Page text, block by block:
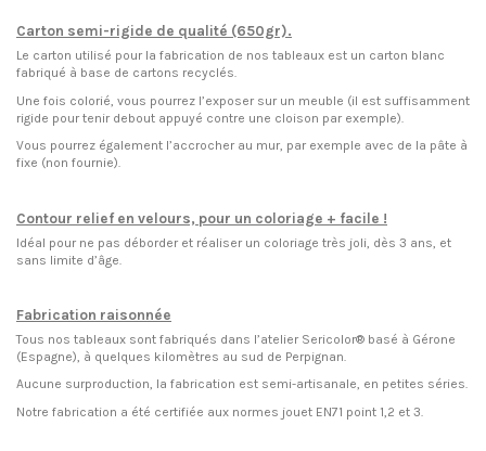
Carton semi-rigide de qualité (650gr).
Le carton utilisé pour la fabrication de nos tableaux est un carton blanc
fabriqué à base de cartons recyclés.
Une fois colorié, vous pourrez l’exposer sur un meuble (il est suffisamment
rigide pour tenir debout appuyé contre une cloison par exemple).
Vous pourrez également l’accrocher au mur, par exemple avec de la pâte à
fixe (non fournie).
Contour relief en velours, pour un coloriage + facile !
Idéal pour ne pas déborder et réaliser un coloriage très joli, dès 3 ans, et
sans limite d’âge.
Fabrication raisonnée
Tous nos tableaux sont fabriqués dans l’atelier Sericolor® basé à Gérone
(Espagne), à quelques kilomètres au sud de Perpignan.
Aucune surproduction, la fabrication est semi-artisanale, en petites séries.
Notre fabrication a été certifiée aux normes jouet EN71 point 1,2 et 3.